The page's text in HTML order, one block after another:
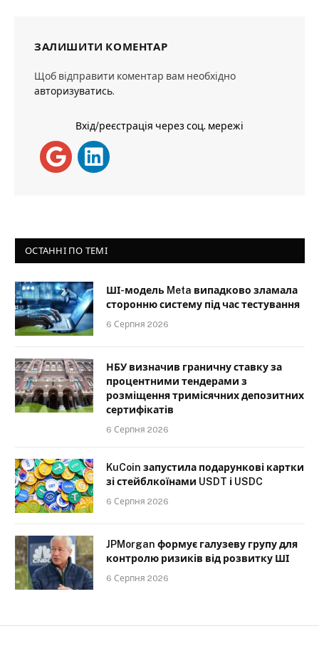
ЗАЛИШИТИ КОМЕНТАР
Щоб відправити коментар вам необхідно
авторизуватись.
Вхід/реєстрація через соц. мережі
ОСТАННІ ПО ТЕМІ
ШІ-модель Meta випадково зламала
сторонню систему під час тестування
6 Серпня 2026
НБУ визначив граничну ставку за
процентними тендерами з
розміщення тримісячних депозитних
сертифікатів
6 Серпня 2026
KuCoin запустила подарункові картки
зі стейблкоїнами USDT і USDC
6 Серпня 2026
JPMorgan формує галузеву групу для
контролю ризиків від розвитку ШІ
6 Серпня 2026